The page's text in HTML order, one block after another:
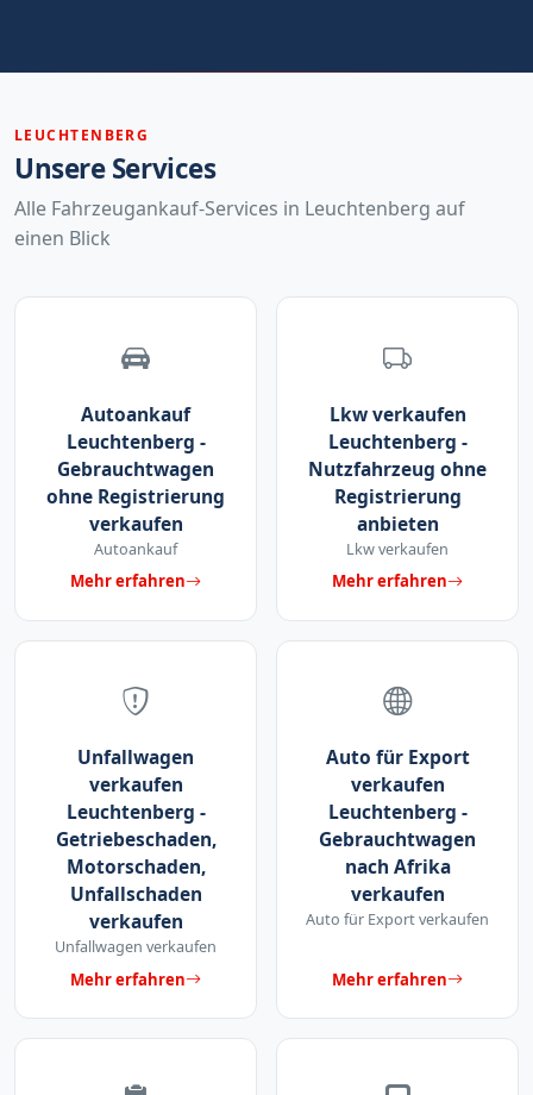
LEUCHTENBERG
Unsere Services
Alle Fahrzeugankauf-Services in Leuchtenberg auf
einen Blick
Autoankauf
Leuchtenberg -
Gebrauchtwagen
ohne Registrierung
verkaufen
Autoankauf
Mehr erfahren
Lkw verkaufen
Leuchtenberg -
Nutzfahrzeug ohne
Registrierung
anbieten
Lkw verkaufen
Mehr erfahren
Unfallwagen
verkaufen
Leuchtenberg -
Getriebeschaden,
Motorschaden,
Unfallschaden
verkaufen
Unfallwagen verkaufen
Mehr erfahren
Auto für Export
verkaufen
Leuchtenberg -
Gebrauchtwagen
nach Afrika
verkaufen
Auto für Export verkaufen
Mehr erfahren